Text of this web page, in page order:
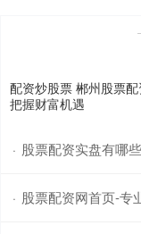
配资炒股票 郴州股票配
把握财富机遇
· 股票配资实盘有哪些
· 股票配资网首页-专